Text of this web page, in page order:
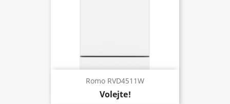
Romo RVD4511W
Volejte!